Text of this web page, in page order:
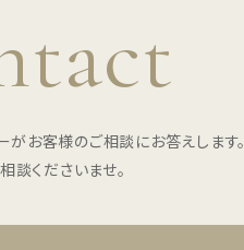
がお客様のご相談にお答えします。
談くださいませ。